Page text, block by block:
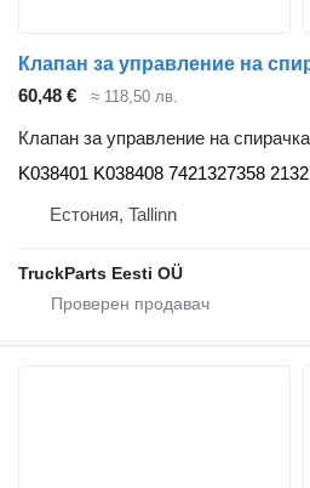
60,48 € ≈ 118,50 лв.
Клапан за управление на
K038401 K038408 7421327358
Естония, Tallinn
TruckParts Eesti OÜ